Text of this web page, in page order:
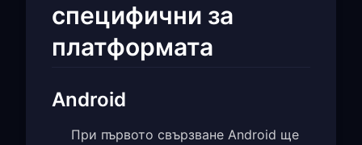
специфични за
платформата
Android
При първото свързване Android ще